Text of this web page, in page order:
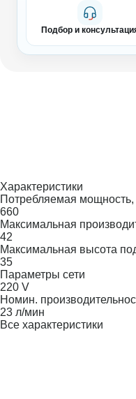
Подбор и
Характеристики
Потребляемая мощность,
660
Максимальная
42
Максимальная высота
35
Параметры сети
220 V
Номин.
23 л/мин
Все характеристики